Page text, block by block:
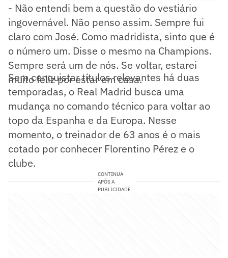
- Não entendi bem a questão do vestiário
ingovernável. Não penso assim. Sempre fui
claro com José. Como madridista, sinto que é
o número um. Disse o mesmo na Champions.
Sempre será um de nós. Se voltar, estarei
muito feliz por estar em casa.
Sem conquistar títulos relevantes há duas
temporadas, o Real Madrid busca uma
mudança no comando técnico para voltar ao
topo da Espanha e da Europa. Nesse
momento, o treinador de 63 anos é o mais
cotado por conhecer Florentino Pérez e o
clube.
CONTINUA
APÓS A
PUBLICIDADE